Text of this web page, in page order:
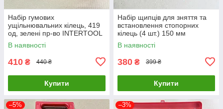
Набір гумових
ущільнювальних кілець, 419
од, зелені пр-во INTERTOOL
AT-5419
В наявності
410 ₴ 440 ₴
Купити
Набір щипців для зняття та
встановлення стопорних
кілець (4 шт.) 150 мм
INTERTOOL HT-7001
В наявності
380 ₴ 399 ₴
Купити
–5% –3%